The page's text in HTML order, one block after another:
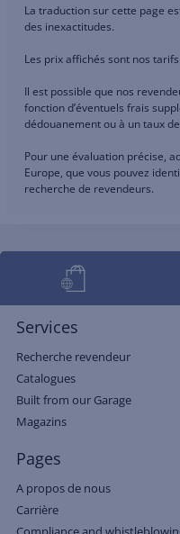
La traduction sur cette page
des inexactitudes.
Les prix affichés sont nos
Il est possible que nos
fonction d’éventuels frais
dédouanement ou à un taux
Pour une évaluation précise,
Europe, que vous pouvez
recherche de revendeurs.
Services
Recherche revendeur
Catalogues
Built from our Garage
Magazins
Pages
A propos de nous
Carrière